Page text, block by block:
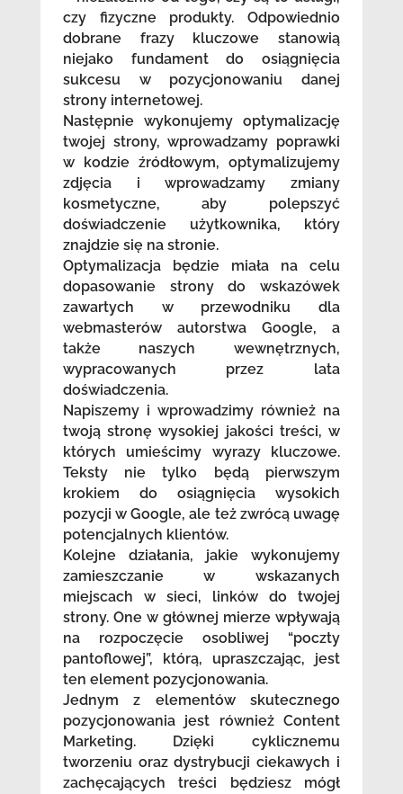
czy fizyczne produkty. Odpowiednio
dobrane frazy kluczowe stanowią
niejako fundament do osiągnięcia
sukcesu w pozycjonowaniu danej
strony internetowej.
Następnie wykonujemy optymalizację
twojej strony, wprowadzamy poprawki
w kodzie źródłowym, optymalizujemy
zdjęcia i wprowadzamy zmiany
kosmetyczne, aby polepszyć
doświadczenie użytkownika, który
znajdzie się na stronie.
Optymalizacja będzie miała na celu
dopasowanie strony do wskazówek
zawartych w przewodniku dla
webmasterów autorstwa Google, a
także naszych wewnętrznych,
wypracowanych przez lata
doświadczenia.
Napiszemy i wprowadzimy również na
twoją stronę wysokiej jakości treści, w
których umieścimy wyrazy kluczowe.
Teksty nie tylko będą pierwszym
krokiem do osiągnięcia wysokich
pozycji w Google, ale też zwrócą uwagę
potencjalnych klientów.
Kolejne działania, jakie wykonujemy
zamieszczanie w wskazanych
miejscach w sieci, linków do twojej
strony. One w głównej mierze wpływają
na rozpoczęcie osobliwej “poczty
pantoflowej”, którą, upraszczając, jest
ten element pozycjonowania.
Jednym z elementów skutecznego
pozycjonowania jest również Content
Marketing. Dzięki cyklicznemu
tworzeniu oraz dystrybucji ciekawych i
zachęcających treści będziesz mógł